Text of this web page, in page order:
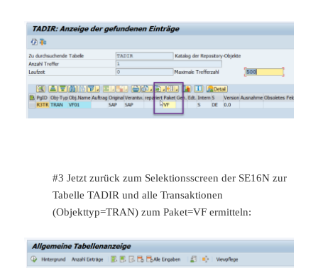
#3 Jetzt zurück zum Selektionsscreen der SE16N zur
Tabelle TADIR und alle Transaktionen
(Objekttyp=TRAN) zum Paket=VF ermitteln: